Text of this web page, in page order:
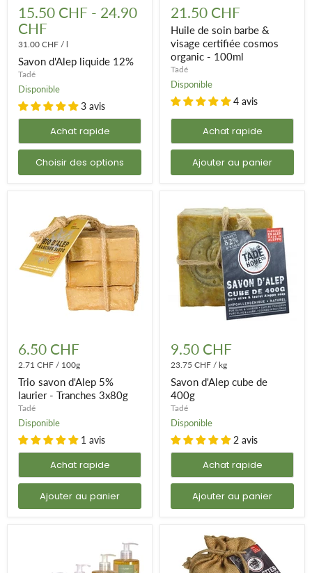
d'Alep
liquide
12%
15.50 CHF - 24.90
CHF
31.00 CHF / l
Savon d'Alep liquide 12%
Tadé
Disponible
3 avis
Achat rapide
Choisir des options
de
soin
barbe
&
visage
certifiée
cosmos
organic
100ml
21.50 CHF
Huile de soin barbe &
visage certifiée cosmos
organic - 100ml
Tadé
Disponible
4 avis
Achat rapide
Ajouter au panier
savon
d'Alep
5%
laurier
Tranches
3x80g
6.50 CHF
2.71 CHF / 100g
Trio savon d'Alep 5%
laurier - Tranches 3x80g
Tadé
Disponible
1 avis
Achat rapide
Ajouter au panier
d'Alep
cube
de
400g
9.50 CHF
23.75 CHF / kg
Savon d'Alep cube de
400g
Tadé
Disponible
2 avis
Achat rapide
Ajouter au panier